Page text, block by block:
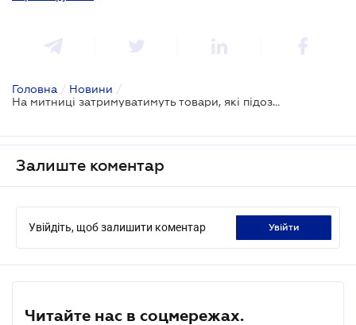
Головна / Новини /
На митниці затримуватимуть товари, які підозрюються в порушенні прав інтелектуальної власності
Залиште коментар
Увійдіть, щоб залишити коментар увійти
Читайте нас в соцмережах.